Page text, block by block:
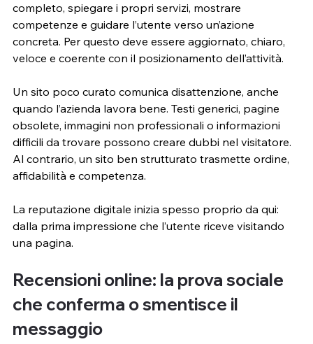
completo, spiegare i propri servizi, mostrare
competenze e guidare l’utente verso un’azione
concreta. Per questo deve essere aggiornato, chiaro,
veloce e coerente con il posizionamento dell’attività.
Un sito poco curato comunica disattenzione, anche
quando l’azienda lavora bene. Testi generici, pagine
obsolete, immagini non professionali o informazioni
difficili da trovare possono creare dubbi nel visitatore.
Al contrario, un sito ben strutturato trasmette ordine,
affidabilità e competenza.
La reputazione digitale inizia spesso proprio da qui:
dalla prima impressione che l’utente riceve visitando
una pagina.
Recensioni online: la prova sociale
che conferma o smentisce il
messaggio